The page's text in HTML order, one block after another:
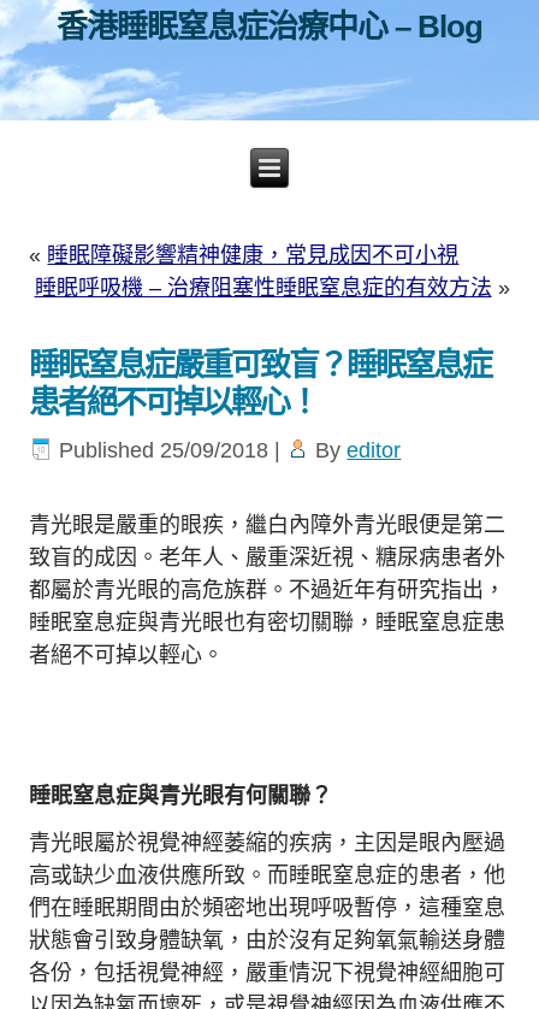
香港睡眠窒息症治療中心 – Blog
« 睡眠障礙影響精神健康，常見成因不可小視
睡眠呼吸機 – 治療阻塞性睡眠窒息症的有效方法 »
睡眠窒息症嚴重可致盲？睡眠窒息症
患者絕不可掉以輕心！
Published 25/09/2018 By editor
青光眼是嚴重的眼疾，繼白內障外青光眼便是第二
致盲的成因。老年人、嚴重深近視、糖尿病患者外
都屬於青光眼的高危族群。不過近年有研究指出，
睡眠窒息症與青光眼也有密切關聯，睡眠窒息症患
者絕不可掉以輕心。
睡眠窒息症與青光眼有何關聯？
青光眼屬於視覺神經萎縮的疾病，主因是眼內壓過
高或缺少血液供應所致。而睡眠窒息症的患者，他
們在睡眠期間由於頻密地出現呼吸暫停，這種窒息
狀態會引致身體缺氧，由於沒有足夠氧氣輸送身體
各份，包括視覺神經，嚴重情況下視覺神經細胞可